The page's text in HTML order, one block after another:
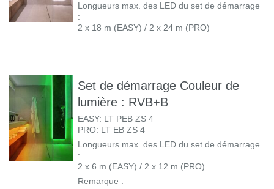
Longueurs max. des LED du set de démarrage
:
2 x 18 m (EASY) / 2 x 24 m (PRO)
Set de démarrage Couleur de
lumière : RVB+B
EASY: LT PEB ZS 4
PRO: LT EB ZS 4
Longueurs max. des LED du set de démarrage
:
2 x 6 m (EASY) / 2 x 12 m (PRO)
Remarque :